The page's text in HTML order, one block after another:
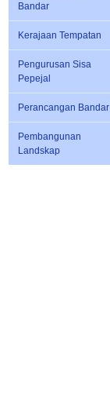
Bandar
Kerajaan Tempatan
Pengurusan Sisa
Pepejal
Perancangan Bandar
Pembangunan
Landskap